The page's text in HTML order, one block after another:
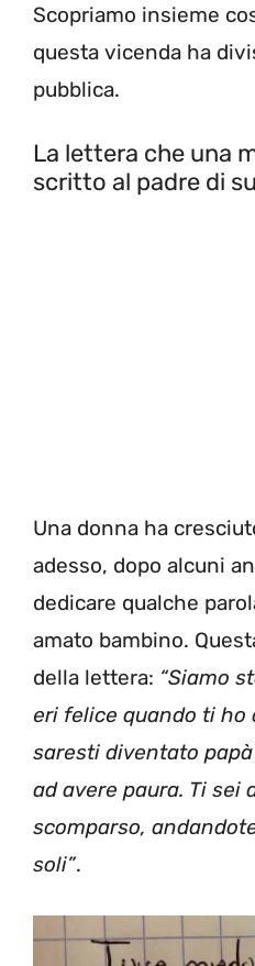
Scopriamo insieme
questa vicenda ha
pubblica.
La lettera che una
scritto al padre di
Una donna ha
adesso, dopo alcuni
dedicare qualche
amato bambino.
della lettera: “Siamo
eri felice quando ti ho
saresti diventato
ad avere paura. Ti sei
scomparso,
soli”.